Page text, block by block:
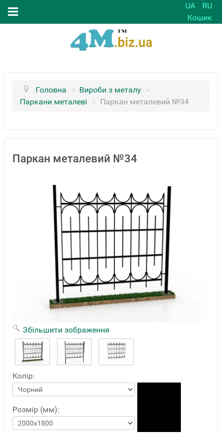
UA
RU
Кошик
Головна > Вироби з металу >
Паркани металеві > Паркан металевий №34
Паркан металевий №34
Збільшити зображення
Колір:
Розмір (мм):